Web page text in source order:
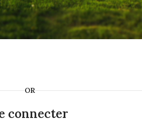
utilisées pour vous accompagner au
l’accès à votre compte, et pour d’autres
de confidentialité
OR
connecter